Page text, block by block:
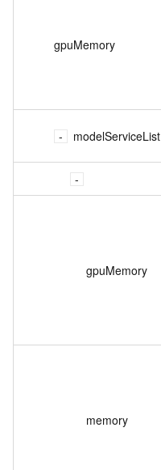
gpuMemory
modelServiceList
gpuMemory
memory